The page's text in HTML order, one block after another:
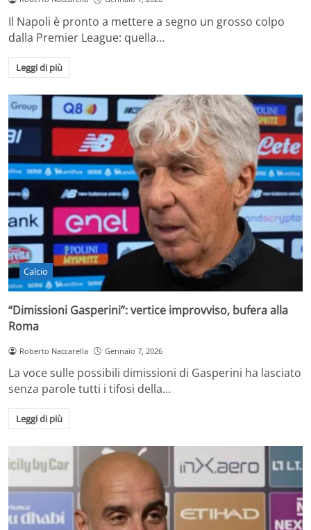
Il Napoli è pronto a mettere a segno un grosso colpo
dalla Premier League: quella…
Leggi di più
Calcio
“Dimissioni Gasperini”: vertice improvviso, bufera alla
Roma
Roberto Naccarella Gennaio 7, 2026
La voce sulle possibili dimissioni di Gasperini ha lasciato
senza parole tutti i tifosi della…
Leggi di più